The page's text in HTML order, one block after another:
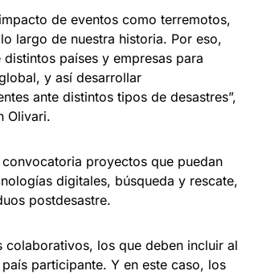
de eventos como terremotos,
largo de nuestra historia. Por eso,
países y empresas para
y así desarrollar
ante distintos tipos de desastres”,
Olivari.
proyectos que puedan
digitales, búsqueda y rescate,
postdesastre.
los que deben incluir al
participante. Y en este caso, los